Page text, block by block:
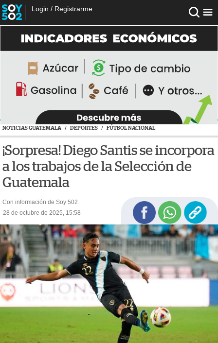
Login / Registrarme
NOTICIAS GUATEMALA / DEPORTES / FÚTBOL NACIONAL
¡Sorpresa! Diego Santis se incorpora
a los trabajos de la Selección de
Guatemala
Con información de Soy 502
28 de octubre de 2025, 15:58